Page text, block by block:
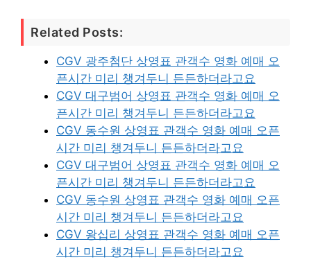
Related Posts:
CGV 광주첨단 상영표 관객수 영화 예매 오
픈시간 미리 챙겨두니 든든하더라고요
CGV 대구범어 상영표 관객수 영화 예매 오
픈시간 미리 챙겨두니 든든하더라고요
CGV 동수원 상영표 관객수 영화 예매 오픈
시간 미리 챙겨두니 든든하더라고요
CGV 대구범어 상영표 관객수 영화 예매 오
픈시간 미리 챙겨두니 든든하더라고요
CGV 동수원 상영표 관객수 영화 예매 오픈
시간 미리 챙겨두니 든든하더라고요
CGV 왕십리 상영표 관객수 영화 예매 오픈
시간 미리 챙겨두니 든든하더라고요